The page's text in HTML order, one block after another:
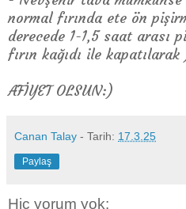
normal fırında ete ön
derecede 1-1,5 saat arası
fırın kağıdı ile kapatılarak
AFİYET OLSUN:)
Canan Talay - Tarih: 17.3.25
Paylaş
Hiç yorum yok: